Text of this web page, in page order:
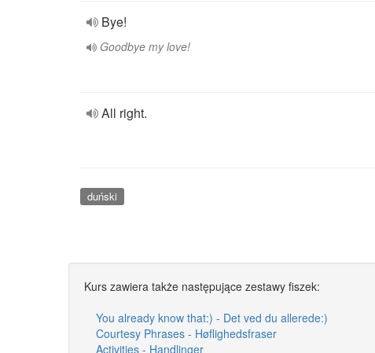
Bye!
Goodbye my love!
All right.
duński
Kurs zawiera także następujące zestawy fiszek:
You already know that:) - Det ved du allerede:)
Courtesy Phrases - Høflighedsfraser
Activities - Handlinger